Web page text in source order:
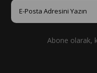
Abone olarak,